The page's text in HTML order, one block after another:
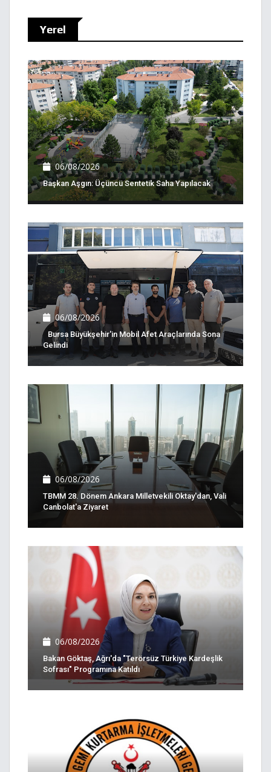
Yerel
06/08/2026
Başkan Aşgın: Üçüncü Sentetik Saha Yapılacak
06/08/2026
Bursa Büyükşehir'in Mobil Afet Araçlarında Sona
Gelindi
06/08/2026
TBMM 28. Dönem Ankara Milletvekili Oktay'dan, Vali
Canbolat'a Ziyaret
06/08/2026
Bakan Göktaş, Ağrı'da "Terörsüz Türkiye Kardeşlik
Sofrası" Programına Katıldı